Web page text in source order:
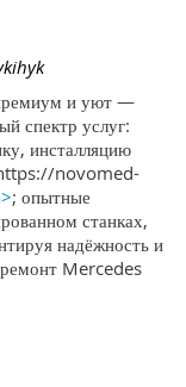
и уют —
спектр услуг:
инсталляцию
novomed-
; опытные
станках,
надёжность и
Mercedes